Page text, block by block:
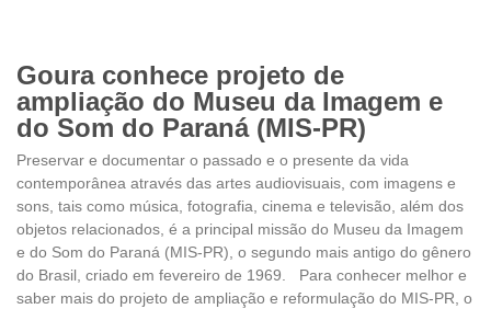
Goura conhece projeto de
ampliação do Museu da Imagem e
do Som do Paraná (MIS-PR)
Preservar e documentar o passado e o presente da vida
contemporânea através das artes audiovisuais, com imagens e
sons, tais como música, fotografia, cinema e televisão, além dos
objetos relacionados, é a principal missão do Museu da Imagem
e do Som do Paraná (MIS-PR), o segundo mais antigo do gênero
do Brasil, criado em fevereiro de 1969. Para conhecer melhor e
saber mais do projeto de ampliação e reformulação do MIS-PR, o